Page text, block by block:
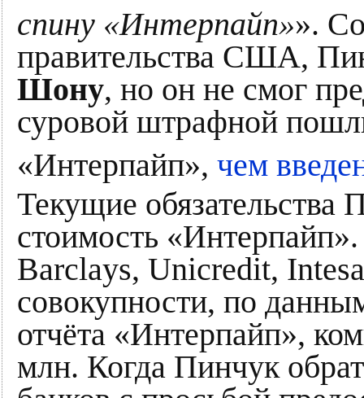
спину «Интерпайп»».
правительства США,
Шону, но он не смог
суровой штрафной
«Интерпайп», чем
Текущие
стоимость
Barclays, Unicredit,
совокупности, по
отчёта «Интерпайп»,
млн. Когда Пинчук